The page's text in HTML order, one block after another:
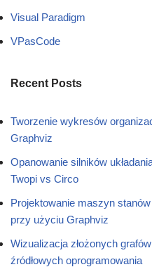
Visual Paradigm
VPasCode
Recent Posts
Tworzenie wykresów
Graphviz
Opanowanie silników
Twopi vs Circo
Projektowanie maszyn
przy użyciu Graphviz
Wizualizacja złożonych
źródłowych oprogramowania